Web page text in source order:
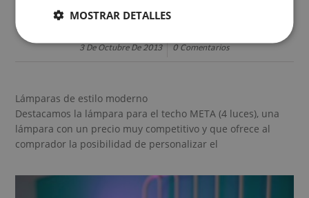
LAMPARAS MAS VENDIDAS EN LAMPARAS.ES
3 De Octubre De 2013 0 Comentarios
Lámparas de estilo moderno
Destacamos la lámpara para el techo META (4 luces), una
lámpara con un precio muy competitivo y que ofrece al
comprador la posibilidad de personalizar el
MOSTRAR DETALLES